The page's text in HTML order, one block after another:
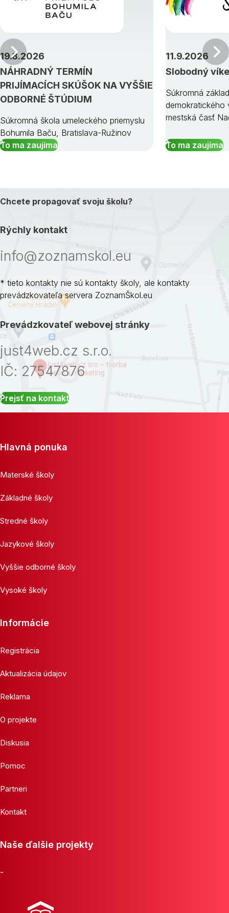
NÁHRADNÝ TERMÍN
PRIJÍMACÍCH SKÚŠOK NA VYŠŠIE
ODBORNÉ ŠTÚDIUM
19.8.2026
Súkromná škola umeleckého priemyslu
Bohumila Baču, Bratislava-Ružinov
To ma zaujíma
Slobodný
11.9.2026
Súkromná
demokratického
mestská časť
To ma zaujíma
Predchádzajúci
Chcete propagovať svoju školu?
Rýchly kontakt
info@zoznamskol.eu
* tieto kontakty nie sú kontakty školy, ale kontakty
prevádzkovateľa servera ZoznamŠkol.eu
Prevádzkovateľ webovej stránky
just4web.cz s.r.o.
IČ: 27547876
Prejsť na kontakt
Hlavná ponuka
Materské školy
Základné školy
Stredné školy
Jazykové školy
Vyššie odborné školy
Vysoké školy
Informácie
Registrácia
Aktualizácia údajov
Reklama
O projekte
Diskusia
Pomoc
Partneri
Kontakt
Naše ďalšie projekty
-